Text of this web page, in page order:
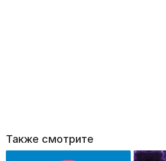
Также смотрите